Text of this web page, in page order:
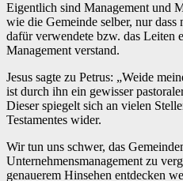
Eigentlich sind Management und
wie die Gemeinde selber, nur
dafür verwendete bzw. das Leiten
Management verstand.
Jesus sagte zu Petrus: „Weide
ist durch ihn ein gewisser
Dieser spiegelt sich an vielen
Testamentes wider.
Wir tun uns schwer, das
Unternehmensmanagement zu
genauerem Hinsehen entdecken